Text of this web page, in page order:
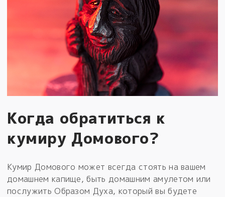
Когда обратиться к
кумиру Домового?
Кумир Домового может всегда стоять на вашем
домашнем капище, быть домашним амулетом или
послужить Образом Духа, который вы будете